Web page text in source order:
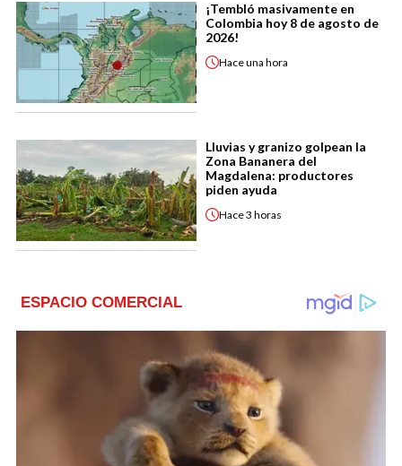
¡Tembló masivamente en
Colombia hoy 8 de agosto de
2026!
Haceuna hora
Lluvias y granizo golpean la
Zona Bananera del
Magdalena: productores
piden ayuda
Hace3 horas